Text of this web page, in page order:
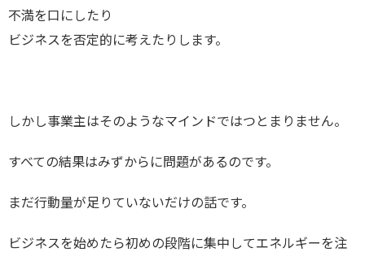
不満を口にしたり
ビジネスを否定的に考えたりします。
しかし事業主はそのようなマインドではつとまりません。
すべての結果はみずからに問題があるのです。
まだ行動量が足りていないだけの話です。
ビジネスを始めたら初めの段階に集中してエネルギーを注